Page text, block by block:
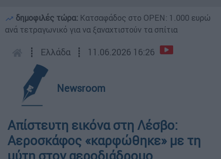
δημοφιλές τώρα: Κατσαφάδος στο OPEN: 1.000 ευρώ
ανά τετραγωνικό για να ξαναχτιστούν τα σπίτια
┋ Ελλάδα ┋ 11.06.2026 16:26
Newsroom
Απίστευτη εικόνα στη Λέσβο:
Αεροσκάφος «καρφώθηκε» με τη